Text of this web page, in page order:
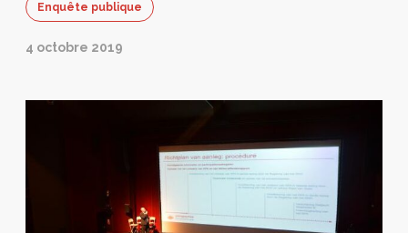
Enquête publique
4 octobre 2019